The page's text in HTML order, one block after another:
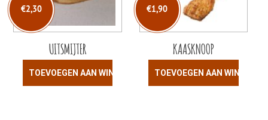
UITSMIJTER
€2,30
TOEVOEGEN AAN WINKELWAGEN
KAASKNOOP
€1,90
TOEVOEGEN AAN